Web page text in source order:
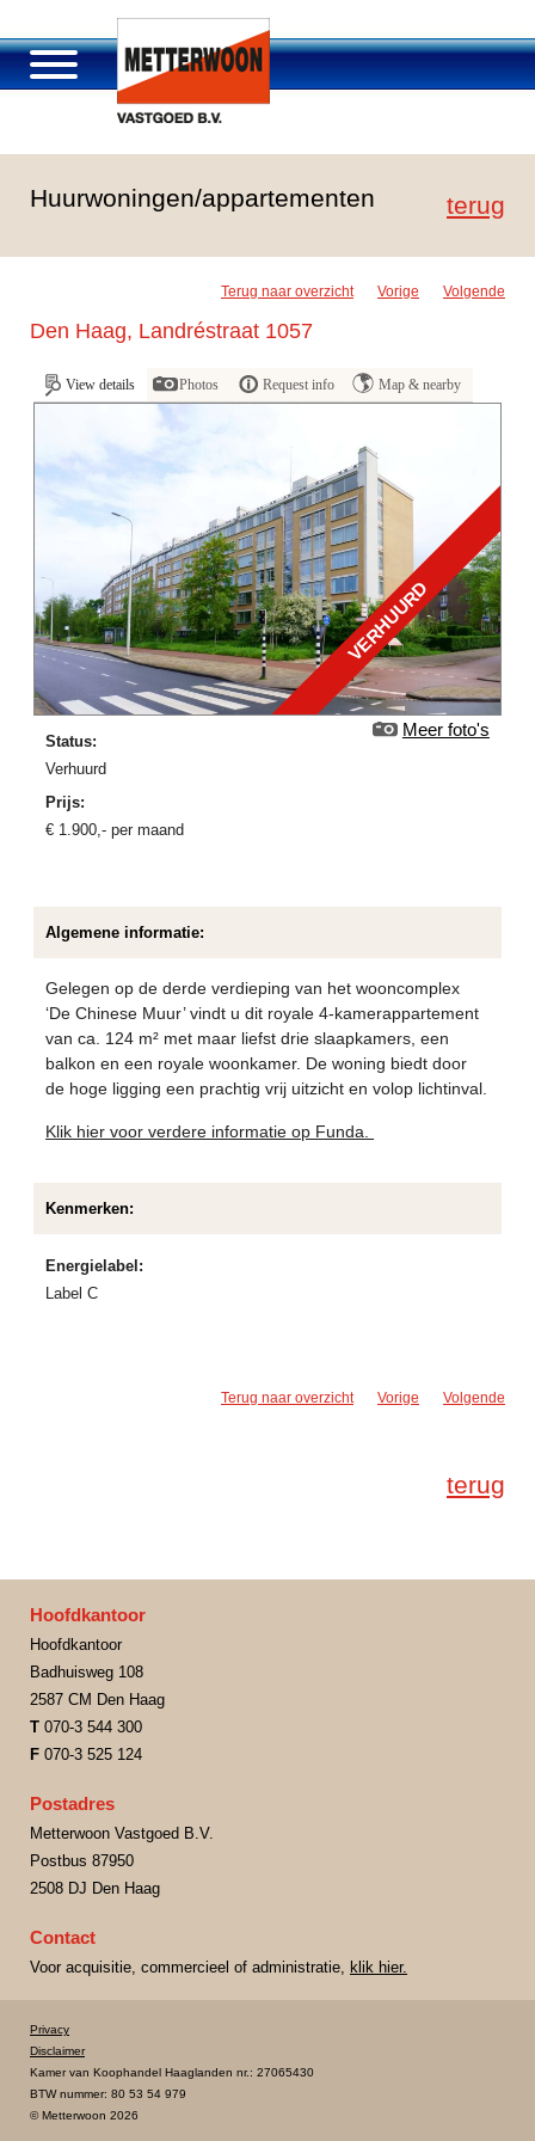
Portfolio
Huurwoningen/appartementen terug
Terug naar overzicht Vorige Volgende
Den Haag, Landréstraat 1057
View details Photos Request info Map & nearby
VERHUURD
Meer foto's
Status:
verhuurd
Prijs:
€ 1.900 ,- per maand
Algemene informatie:
Gelegen op de derde verdieping van het wooncomplex
‘De Chinese Muur’ vindt u dit royale 4-kamerappartement
van ca. 124 m² met maar liefst drie slaapkamers, een
balkon en een royale woonkamer. De woning biedt door
de hoge ligging een prachtig vrij uitzicht en volop lichtinval.
Klik hier voor verdere informatie op Funda.
Kenmerken:
Energielabel:
Label C
Terug naar overzicht Vorige Volgende
terug
Hoofdkantoor
Hoofdkantoor
Badhuisweg 108
2587 CM Den Haag
T 070-3 544 300
F 070-3 525 124
Postadres
Metterwoon Vastgoed B.V.
Postbus 87950
2508 DJ Den Haag
Contact
Voor acquisitie, commercieel of administratie, klik hier.
Privacy
Disclaimer
Kamer van Koophandel Haaglanden nr.: 27065430
BTW nummer: 80 53 54 979
© Metterwoon 2026